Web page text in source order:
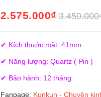
2.575.000₫
✔ Kích thước mặt: 41mm
✔ Năng lượng: Quartz ( Pin )
✔ Bảo hành: 12 tháng
Fanpage: Kunkun - Chuyên